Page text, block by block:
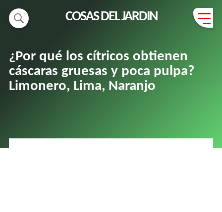
COSAS DEL JARDIN
¿Por qué los cítricos obtienen
cáscaras gruesas y poca pulpa?
Limonero, Lima, Naranjo